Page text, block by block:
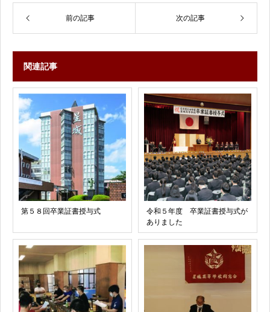
前の記事 次の記事
関連記事
第５８回卒業証書授与式
令和５年度 卒業証書授与式が
ありました